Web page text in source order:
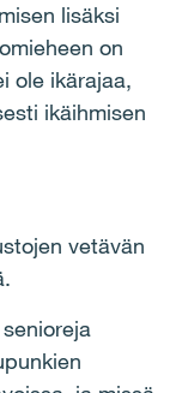
lisäksi
on
ole ikärajaa,
ikäihmisen
vetävän